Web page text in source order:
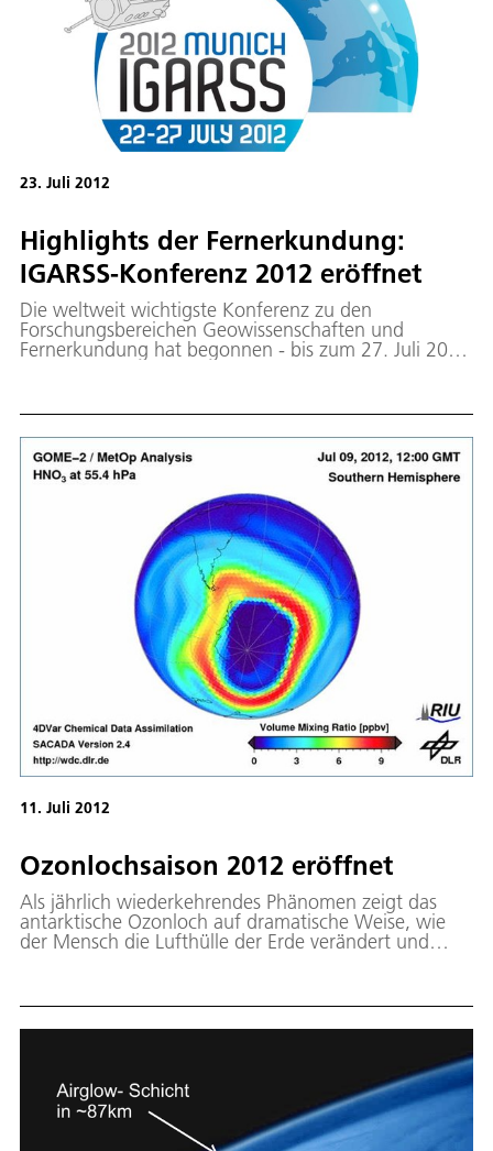
23. Juli 2012
Highlights der Fernerkundung:
IGARSS-Konferenz 2012 eröffnet
Die weltweit wichtigste Konferenz zu den
Forschungsbereichen Geowissenschaften und
Fernerkundung hat begonnen - bis zum 27. Juli 2012
Gast. Im Mittelpunkt der IGARSS 2012 (International
neue Technologien und Anwendungen, integrierte
Erdbeobachtungssysteme, Methoden zur
Satellitenbildverarbeitung und Informationsextraktion
sowie laufende und zukünftige Satellitenmissionen.
11. Juli 2012
Ozonlochsaison 2012 eröffnet
Als jährlich wiederkehrendes Phänomen zeigt das
antarktische Ozonloch auf dramatische Weise, wie
der Mensch die Lufthülle der Erde verändert und
Ozonschicht. Sie bildet einen natürlichen